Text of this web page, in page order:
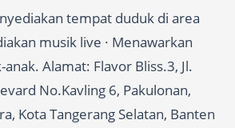
tempat duduk di area
musik live · Menawarkan
Alamat: Flavor Bliss.3, Jl.
No.Kavling 6, Pakulonan,
Kota Tangerang Selatan, Banten